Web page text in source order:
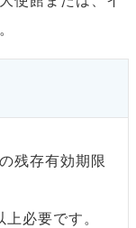
残存有効期限
必要です。